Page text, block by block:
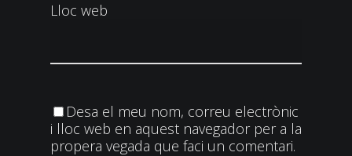
Lloc web
Desa el meu nom, correu electrònic
i lloc web en aquest navegador per a la
propera vegada que faci un comentari.